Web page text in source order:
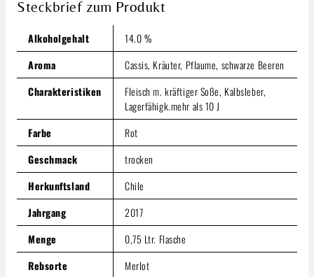
Inhalt:0.75 Liter(11,99 € / 1 Liter)
Preise inkl. MwSt. zzgl. Versandkosten
Produkt Anzahl: Gib den gewünschten Wert ein oder
In den Warenkorb
Steckbrief zum Produkt
Alkoholgehalt
14.0 %
Aroma
Cassis, Kräuter, Pflaume, schwarze Beeren
Charakteristiken
Fleisch m. kräftiger Soße, Kalbsleber,
Lagerfähigk.mehr als 10 J
Farbe
Rot
Geschmack
trocken
Herkunftsland
Chile
Jahrgang
2017
Menge
0,75 Ltr. Flasche
Rebsorte
Merlot